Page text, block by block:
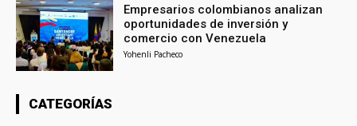
Empresarios colombianos analizan
oportunidades de inversión y
comercio con Venezuela
Yohenli Pacheco
CATEGORÍAS